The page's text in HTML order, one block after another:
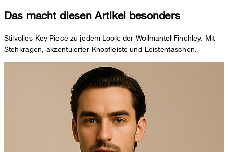
Das macht diesen Artikel besonders
Stilvolles Key Piece zu jedem Look: der Wollmantel Finchley. Mit
Stehkragen, akzentuierter Knopfleiste und Leistentaschen.